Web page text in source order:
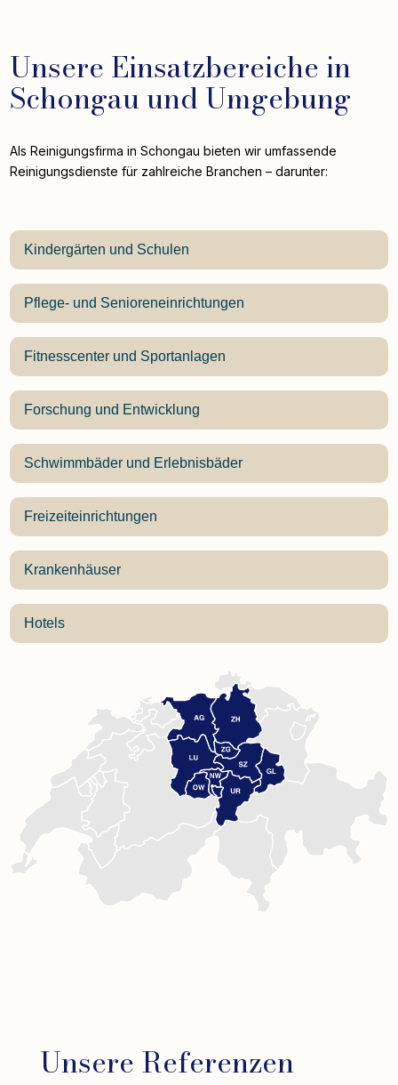
Unsere Einsatzbereiche in
Schongau und Umgebung
Als Reinigungsfirma in Schongau bieten wir umfassende
Reinigungsdienste für zahlreiche Branchen – darunter:
Kindergärten und Schulen
Pflege- und Senioreneinrichtungen
Fitnesscenter und Sportanlagen
Forschung und Entwicklung
Schwimmbäder und Erlebnisbäder
Freizeiteinrichtungen
Krankenhäuser
Hotels
Unsere Referenzen